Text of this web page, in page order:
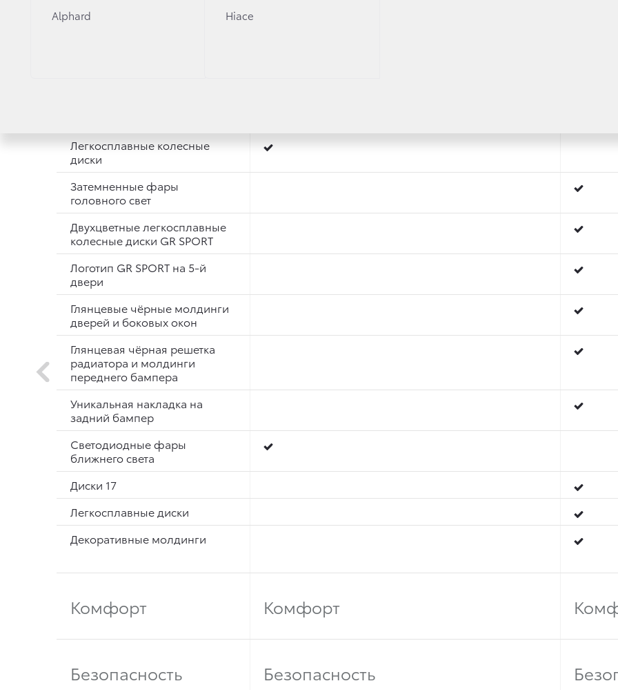
Alphard Hiace
задние фонари
Легкосплавные колесные
диски
Затемненные фары
головного свет
Двухцветные легкосплавные
колесные диски GR SPORT
Логотип GR SPORT на 5-й
двери
Глянцевые чёрные молдинги
дверей и боковых окон
Глянцевая чёрная решетка
радиатора и молдинги
переднего бампера
Уникальная накладка на
задний бампер
Светодиодные фары
ближнего света
Диски 17
Легкосплавные диски
Декоративные молдинги
Комфорт
Безопасность
Комфорт
Безопасность